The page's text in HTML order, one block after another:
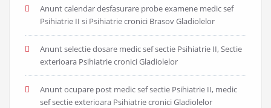
Anunt calendar desfasurare probe examene medic sef
Psihiatrie II si Psihiatrie cronici Brasov Gladiolelor
Anunt selectie dosare medic sef sectie Psihiatrie II, Sectie
exterioara Psihiatrie cronici Gladiolelor
Anunt ocupare post medic sef sectie Psihiatrie II, medic
sef sectie exterioara Psihiatrie cronici Gladiolelor